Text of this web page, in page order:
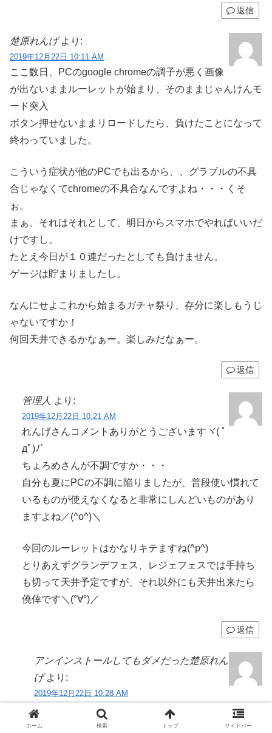
返信
楚原れんげ より:
2019年12月22日 10:11 AM
ここ数日、PCのgoogle chromeの調子が悪く画像
が出ないままルーレットが始まり、そのままじゃんけんモ
ード突入
ボタン押せないままリロードしたら、負けたことになって
終わっていました。
こういう症状が他のPCでも出るから、、グラブルの不具
合じゃなくてchromeの不具合なんですよね・・・くそ
ぉ。
まぁ、それはそれとして、明日からスマホでやればいいだ
けですし。
たとえ今日が１０連だったとしても負けません。
ゲージは貯まりましたし。
なんにせよこれから始まるガチャ祭り、存分に楽しもうじ
ゃないですか！
何回天井できるかなぁー。楽しみだなぁー。
返信
管理人 より:
2019年12月22日 10:21 AM
れんげさんコメントありがとうございますヾ( ﾟ
дﾟ)ﾉ゛
ちょろめさんが不調ですか・・・
自分も夏にPCの不調に陥りましたが、普段使い慣れて
いるものが使えなくなると非常にしんどいものがあり
ますよね／(^o^)＼
今回のルーレットはかなりキテますね(^p^)
とりあえずグランデフェス、レジェフェスでは手持ち
も切って天井予定ですが、それ以外にも天井出来たら
僥倖です＼(°∀°)／
返信
アンインストールしてもダメだった楚原れん
げ より:
2019年12月22日 10:28 AM
３回分の天井動画、忘れたわけではありませんよ
ね？
ホーム 検索 トップ サイドバー